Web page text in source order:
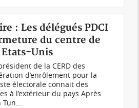
: Les délégués PDCI
du centre de
Etats-Unis
de la CERD des
d’enrôlement pour la
électorale connait des
à l’extérieur du pays.Après
Tun...